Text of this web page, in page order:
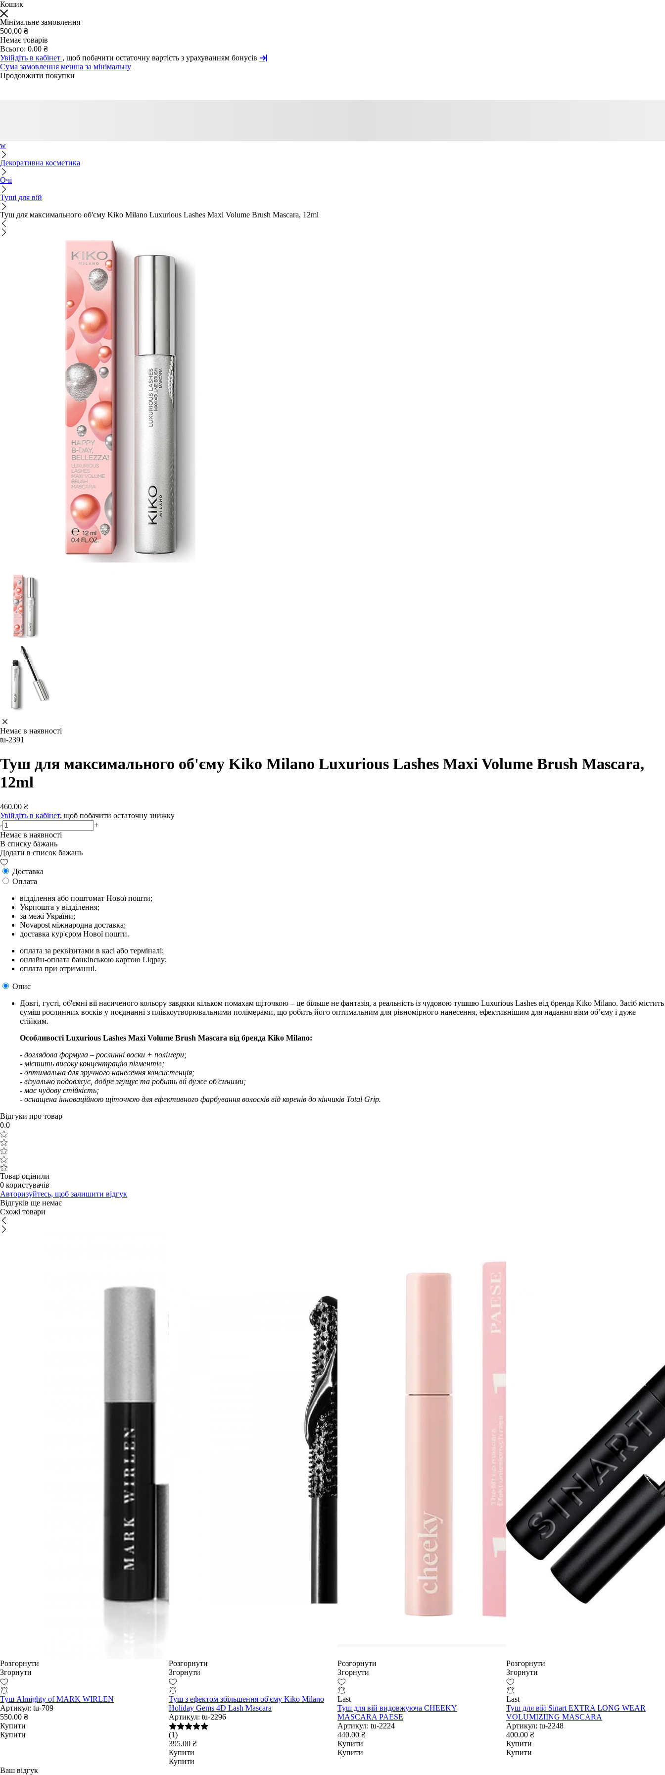
Кошик
Мінімальне замовлення
500.00 ₴
Немає товарів
Всього: 0.00 ₴
Увійдіть в кабінет , щоб побачити остаточну вартість з урахуванням бонусів
Сума замовлення менша за мінімальну
Продовжити покупки
w
Декоративна косметика
Очі
Туші для вій
Туш для максимального об'єму Kiko Milano Luxurious Lashes Maxi Volume Brush Mascara, 12ml
Немає в наявності
tu-2391
Туш для максимального об'єму Kiko Milano Luxurious Lashes Maxi Volume Brush Mascara,
12ml
460.00 ₴
Увійдіть в кабінет, щоб побачити остаточну знижку
-
+
Немає в наявності
В списку бажань
Додати в список бажань
Доставка
Оплата
відділення або поштомат Нової пошти;
Укрпошта у відділення;
за межі України;
Novapost міжнародна доставка;
доставка кур'єром Нової пошти.
оплата за реквізитами в касі або терміналі;
онлайн-оплата банківською картою Liqpay;
оплата при отриманні.
Опис
Довгі, густі, об'ємні вії насиченого кольору завдяки кільком помахам щіточкою – це більше не фантазія, а реальність із чудовою тушшю Luxurious Lashes від бренда Kiko Milano. Засіб містить
суміш рослинних восків у поєднанні з плівкоутворювальними полімерами, що робить його оптимальним для рівномірного нанесення, ефективнішим для надання віям об’єму і дуже
стійким.
Особливості Luxurious Lashes Maxi Volume Brush Mascara від бренда Kiko Milano:
- доглядова формула – рослинні воски + полімери;
- містить високу концентрацію пігментів;
- оптимальна для зручного нанесення консистенція;
- візуально подовжує, добре згущує та робить вії дуже об'ємними;
- має чудову стійкість;
- оснащена інноваційною щіточкою для ефективного фарбування волосків від коренів до кінчиків Total Grip.
Відгуки про товар
0.0
Товар оцінили
0 користувачів
Авторизуйтесь, щоб залишити відгук
Відгуків ще немає
Схожі товари
Розгорнути
Згорнути
Туш Almighty of MARK WIRLEN
Артикул: tu-709
550.00 ₴
Купити
Купити
Розгорнути
Згорнути
Туш з ефектом збільшення об'єму Kiko Milano
Holiday Gems 4D Lash Mascara
Артикул: tu-2296
(1)
395.00 ₴
Купити
Купити
Розгорнути
Згорнути
Last
Туш для вій видовжуюча CHEEKY
MASCARA PAESE
Артикул: tu-2224
440.00 ₴
Купити
Купити
Розгорнути
Згорнути
Last
Туш для вій Sinart EXTRA LONG WEAR
VOLUMIZIING MASCARA
Артикул: tu-2248
400.00 ₴
Купити
Купити
Ваш відгук